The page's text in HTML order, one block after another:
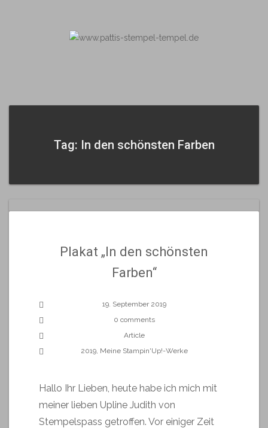
Tag: In den schönsten Farben
Plakat „In den schönsten
Farben“
19. September 2019
0 comments
Article
2019, Meine Stampin'Up!-Werke
Hallo Ihr Lieben, heute habe ich mich mit
meiner lieben Upline Judith von
Stempelspass getroffen. Vor einiger Zeit